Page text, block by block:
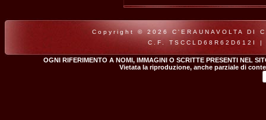
Copyright © 2026 C'ERAUNAVOLTA
C.F. TSCCLD68R62D612I
OGNI RIFERIMENTO A NOMI, IMMAGINI O SCRITTE PRESENTI NEL
Vietata la riproduzione, anche parziale di